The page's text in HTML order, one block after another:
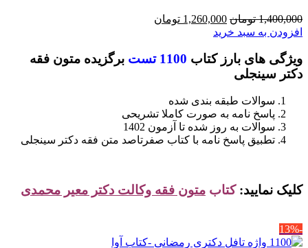
1,400,000 تومان قیمت
اصلی
بود.
1,260,000 تومان
است.
افزودن به سبد خرید
ویژگی های بارز کتاب 1100 تست
برگزیده متون فقه
دکتر سینجلی
سوالات طبقه بندی شده
پاسخ نامه به صورت کاملا تشریحی
سوالات به روز شده تا آزمون 1402
تطبیق پاسخ نامه با کتاب صفرتاصد متن فقه دکتر سینجلی
کلیک نمایید: کتاب متون فقه وکالت دکتر معیر محمدی
-13%